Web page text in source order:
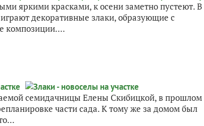
яркими красками, к осени заметно пустеют. В
декоративные злаки, образующие с
композиции....
семидачницы Елены Скибицкой, в прошлом
части сада. К тому же за домом был